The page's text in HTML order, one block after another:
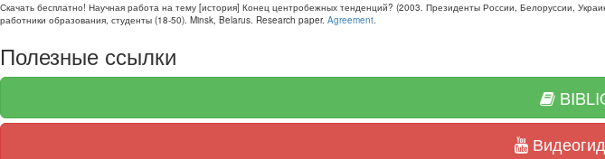
Скачать бесплатно! Научная работа на тему [история] Конец центробежных тенденций? (2003. Президенты России, Белоруссии,
работники образования, студенты (18-50). Minsk, Belarus. Research paper. Agreement.
Полезные ссылки